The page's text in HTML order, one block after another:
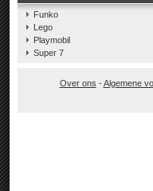
Funko
Lego
Playmobil
Super 7
Over ons -Algemene